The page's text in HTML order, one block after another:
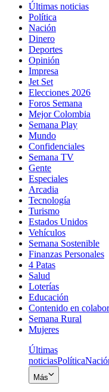
Últimas noticias
Política
Nación
Dinero
Deportes
Opinión
Impresa
Jet Set
Elecciones 2026
Foros Semana
Mejor Colombia
Semana Play
Mundo
Confidenciales
Semana TV
Gente
Especiales
Arcadia
Tecnología
Turismo
Estados Unidos
Vehículos
Semana Sostenible
Finanzas Personales
4 Patas
Salud
Loterías
Educación
Contenido en
Semana Rural
Mujeres
Últimas
noticiasPolítica
Más